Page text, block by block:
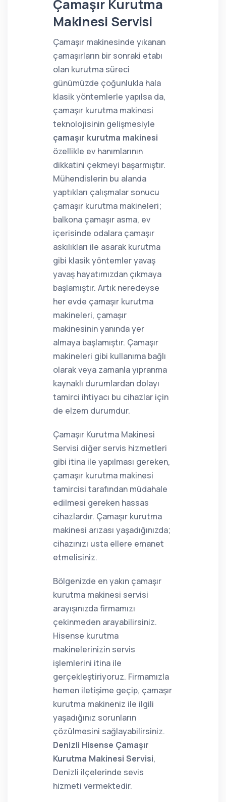
Çamaşır Kurutma
Makinesi Servisi
Çamaşır makinesinde yıkanan
çamaşırların bir sonraki etabı
olan kurutma süreci
günümüzde çoğunlukla hala
klasik yöntemlerle yapılsa da,
çamaşır kurutma makinesi
teknolojisinin gelişmesiyle
çamaşır kurutma makinesi
özellikle ev hanımlarının
dikkatini çekmeyi başarmıştır.
Mühendislerin bu alanda
yaptıkları çalışmalar sonucu
çamaşır kurutma makineleri;
balkona çamaşır asma, ev
içerisinde odalara çamaşır
askılıkları ile asarak kurutma
gibi klasik yöntemler yavaş
yavaş hayatımızdan çıkmaya
başlamıştır. Artık neredeyse
her evde çamaşır kurutma
makineleri, çamaşır
makinesinin yanında yer
almaya başlamıştır. Çamaşır
makineleri gibi kullanıma bağlı
olarak veya zamanla yıpranma
kaynaklı durumlardan dolayı
tamirci ihtiyacı bu cihazlar için
de elzem durumdur.
Çamaşır Kurutma Makinesi
Servisi diğer servis hizmetleri
gibi itina ile yapılması gereken,
çamaşır kurutma makinesi
tamircisi tarafından müdahale
edilmesi gereken hassas
cihazlardır. Çamaşır kurutma
makinesi arızası yaşadığınızda;
cihazınızı usta ellere emanet
etmelisiniz.
Bölgenizde en yakın çamaşır
kurutma makinesi servisi
arayışınızda firmamızı
çekinmeden arayabilirsiniz.
Hisense kurutma
makinelerinizin servis
işlemlerini itina ile
gerçekleştiriyoruz. Firmamızla
hemen iletişime geçip, çamaşır
kurutma makineniz ile ilgili
yaşadığınız sorunların
çözülmesini sağlayabilirsiniz.
Denizli Hisense Çamaşır
Kurutma Makinesi Servisi,
Denizli ilçelerinde sevis
hizmeti vermektedir.